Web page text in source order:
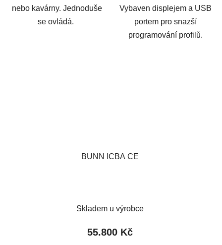
nebo kavárny. Jednoduše
se ovládá.
Vybaven displejem a USB
portem pro snazší
programování profilů.
BUNN ICBA CE
Skladem u výrobce
55.800 Kč